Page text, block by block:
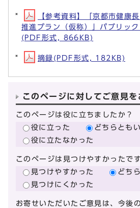
【参考資料】「京都市健康
推進プラン（仮称）」パブリック
(PDF形式, 866KB)
摘録(PDF形式, 182KB)
このページに対してご意見
このページは役に立ちましたか？
役に立った
どちらとも
役に立たなかった
このページは見つけやすかったで
見つけやすかった
どち
見つけにくかった
お寄せいただいたご意見は、今後